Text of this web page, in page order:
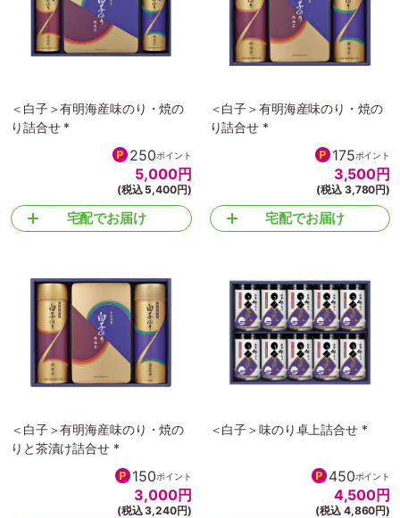
＜白子＞有明海産味のり・焼の
り詰合せ *
250ポイント
5,000円
(税込 5,400円)
宅配でお届け
＜白子＞有明海産味のり・焼の
り詰合せ *
175ポイント
3,500円
(税込 3,780円)
宅配でお届け
＜白子＞有明海産味のり・焼の
りと茶漬け詰合せ *
150ポイント
3,000円
(税込 3,240円)
＜白子＞味のり卓上詰合せ *
450ポイント
4,500円
(税込 4,860円)